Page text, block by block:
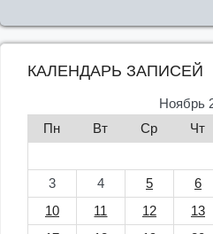
КАЛЕНДАРЬ ЗАПИСЕЙ
Ноябрь
Пн
Вт Ср Чт
3
4 5 6
10
11 12 13